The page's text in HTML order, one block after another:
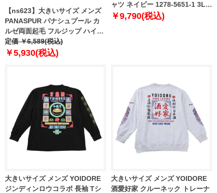
【ns623】大きいサイズ メンズ
PANASPUR パナシュプール カ
ルゼ両面起毛 フルジップ ハイネ
ック トレーナー 5401-606z
定価 ￥6,589(税込)
￥5,930(税込)
ャツ ネイビー 1278-5651-1 3L
4L 5L 6L
￥9,790(税込)
大きいサイズ メンズ YOIDORE
ジンディンロウコラボ 長袖 Tシ
大きいサイズ メンズ YOIDORE
酒愛好家 クルーネック トレーナ